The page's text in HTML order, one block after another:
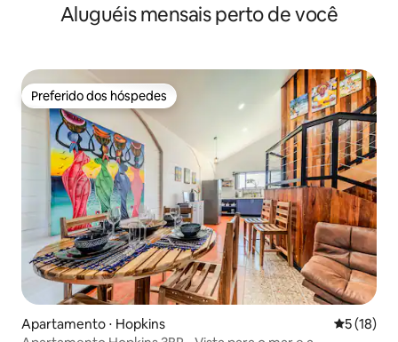
Aluguéis mensais perto de você
Preferido dos hóspedes
Preferido dos hóspedes
Apartamento ⋅ Hopkins 5 de uma
5 (18)